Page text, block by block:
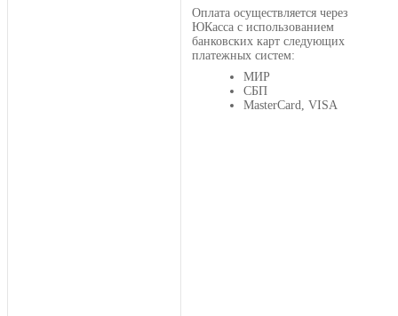
Оплата осуществляется через
ЮКасса с использованием
банковских карт следующих
платежных систем:
МИР
СБП
MasterCard, VISA